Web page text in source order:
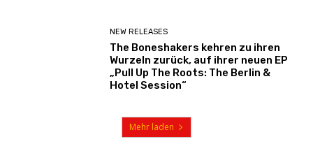
NEW RELEASES
The Boneshakers kehren zu ihren
Wurzeln zurück, auf ihrer neuen EP
„Pull Up The Roots: The Berlin &
Hotel Session“
Mehr laden